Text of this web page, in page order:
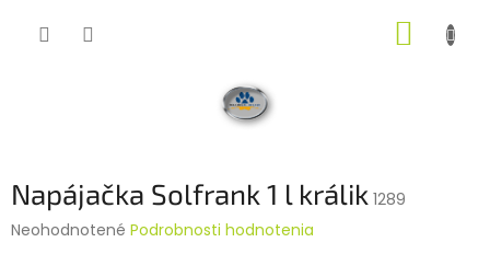
Napájačka Solfrank 1 l králik 1289
Priemerné
Neohodnotené Podrobnosti hodnotenia